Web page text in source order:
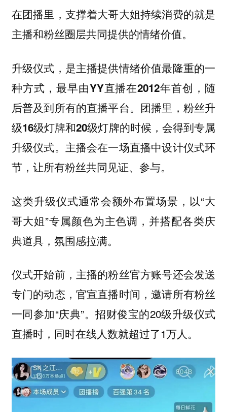
在团播里，支撑着大哥大姐持续消费的就是
主播和粉丝圈层共同提供的情绪价值。
升级仪式，是主播提供情绪价值最隆重的一
种方式，最早由YY直播在2012年首创，随
后普及到所有的直播平台。团播里，粉丝升
级16级灯牌和20级灯牌的时候，会得到专属
升级仪式。主播会在一场直播中设计仪式环
节，让所有粉丝共同见证、参与。
这类升级仪式通常会额外布置场景，以“大
哥大姐”专属颜色为主色调，并搭配各类庆
典道具，氛围感拉满。
仪式开始前，主播的粉丝官方账号还会发送
专门的动态，官宣直播时间，邀请所有粉丝
一同参加“庆典”。招财俊宝的20级升级仪式
直播时，同时在线人数就超过了1万人。